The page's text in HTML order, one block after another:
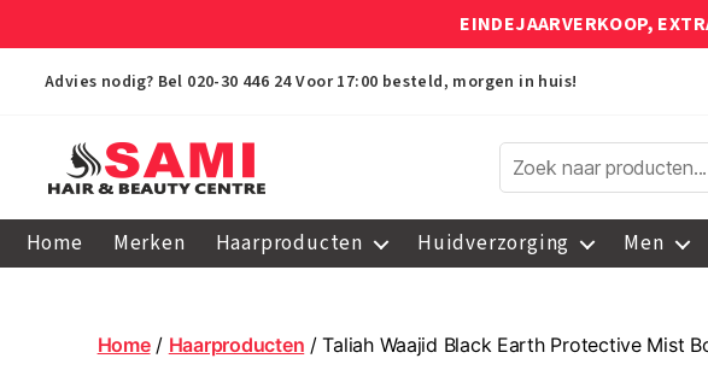
EINDEJAARVERKOOP,
Advies nodig? Bel 020-30 446 24 Voor 17:00 besteld, morgen in huis!
Hair
Centre
Home Merken Haarproducten Huidverzorging Men
Home/ Haarproducten / Taliah Waajid Black Earth Protective Mist